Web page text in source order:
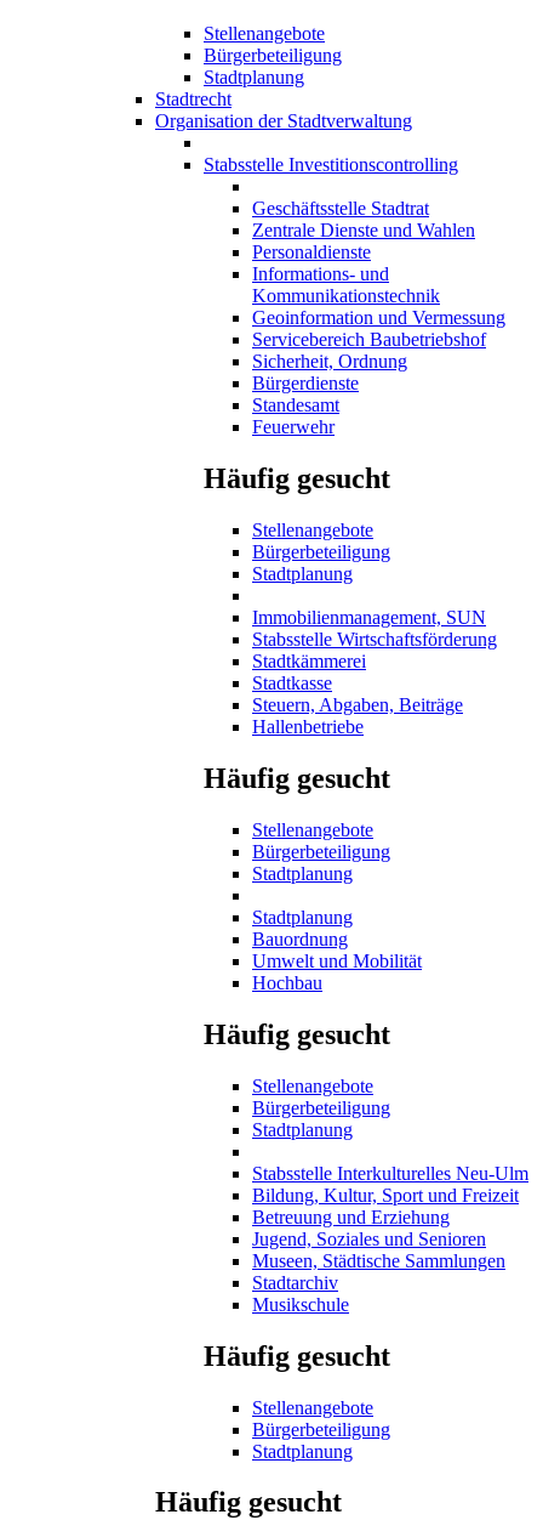
Stellenangebote
Bürgerbeteiligung
Stadtplanung
Stadtrecht
Organisation der Stadtverwaltung
Stabsstelle Investitionscontrolling
Geschäftsstelle Stadtrat
Zentrale Dienste und Wahlen
Personaldienste
Informations- und
Kommunikationstechnik
Geoinformation und Vermessung
Servicebereich Baubetriebshof
Sicherheit, Ordnung
Bürgerdienste
Standesamt
Feuerwehr
Häufig gesucht
Stellenangebote
Bürgerbeteiligung
Stadtplanung
Immobilienmanagement, SUN
Stabsstelle Wirtschaftsförderung
Stadtkämmerei
Stadtkasse
Steuern, Abgaben, Beiträge
Hallenbetriebe
Häufig gesucht
Stellenangebote
Bürgerbeteiligung
Stadtplanung
Stadtplanung
Bauordnung
Umwelt und Mobilität
Hochbau
Häufig gesucht
Stellenangebote
Bürgerbeteiligung
Stadtplanung
Stabsstelle Interkulturelles Neu-Ulm
Bildung, Kultur, Sport und Freizeit
Betreuung und Erziehung
Jugend, Soziales und Senioren
Museen, Städtische Sammlungen
Stadtarchiv
Musikschule
Häufig gesucht
Stellenangebote
Bürgerbeteiligung
Stadtplanung
Häufig gesucht